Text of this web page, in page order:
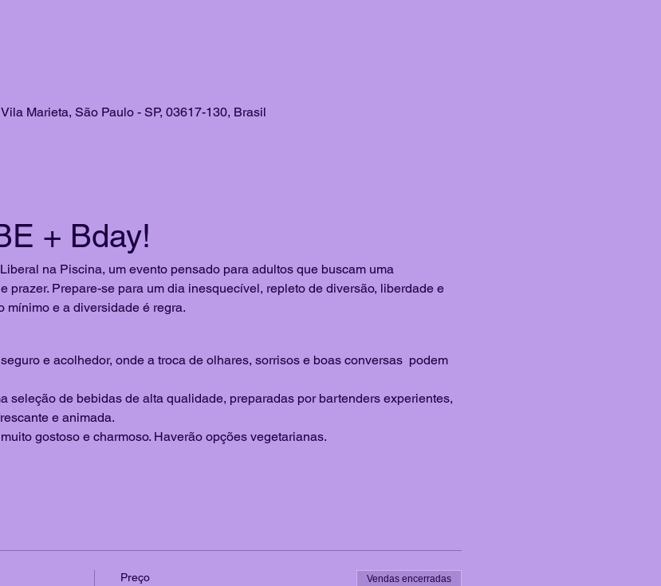
Marieta, São Paulo - SP, 03617-130, Brasil
+ Bday!
na Piscina, um evento pensado para adultos que buscam uma
prazer. Prepare-se para um dia inesquecível, repleto de diversão, liberdade e
mínimo e a diversidade é regra.
e acolhedor, onde a troca de olhares, sorrisos e boas conversas  podem
seleção de bebidas de alta qualidade, preparadas por bartenders experientes,
e animada.
gostoso e charmoso. Haverão opções vegetarianas.
Preço Vendas encerradas